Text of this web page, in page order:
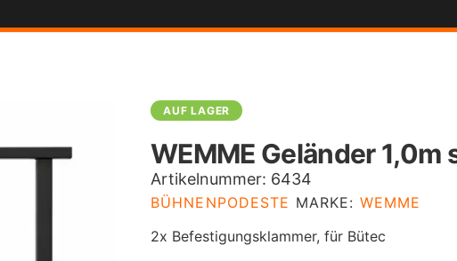
AUF LAGER
WEMME Geländer 1,0m
Artikelnummer: 6434
BÜHNENPODESTE MARKE: WEMME
2x Befestigungsklammer, für Bütec